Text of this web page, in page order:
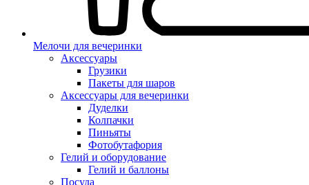
Мелочи для вечеринки
Аксессуары
Грузики
Пакеты для шаров
Аксессуары для вечеринки
Дуделки
Колпачки
Пиньяты
Фотобутафория
Гелий и оборудование
Гелий и баллоны
Посуда